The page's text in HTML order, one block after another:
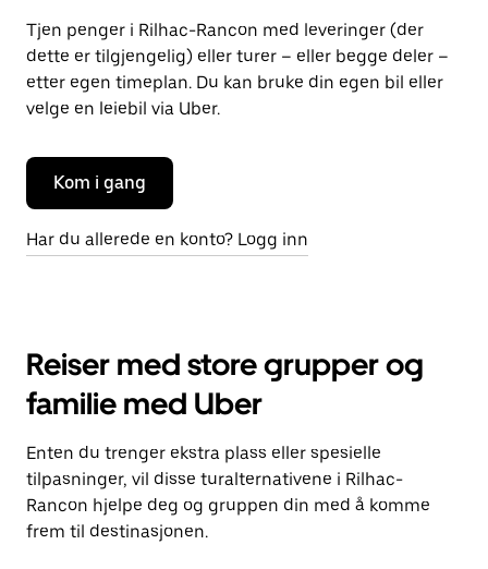
Tjen penger i Rilhac-Rancon med leveringer (der
dette er tilgjengelig) eller turer – eller begge deler –
etter egen timeplan. Du kan bruke din egen bil eller
velge en leiebil via Uber.
Kom i gang
Har du allerede en konto? Logg inn
Reiser med store grupper og
familie med Uber
Enten du trenger ekstra plass eller spesielle
tilpasninger, vil disse turalternativene i Rilhac-
Rancon hjelpe deg og gruppen din med å komme
frem til destinasjonen.